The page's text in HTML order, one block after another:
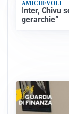
AMICHEVOLI
Inter, Chivu
gerarchie”